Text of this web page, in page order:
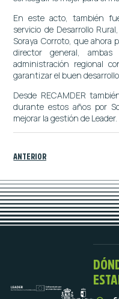
En este acto, también
servicio de Desarrollo
Soraya Corroto, que ahora
director general,
administración regional
garantizar el buen
Desde RECAMDER
durante estos años por
mejorar la gestión de Leader.
ANTERIOR